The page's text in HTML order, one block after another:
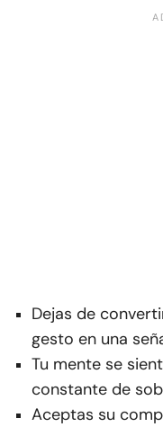
Dejas de
gesto en una
Tu mente se
constante de
Aceptas su